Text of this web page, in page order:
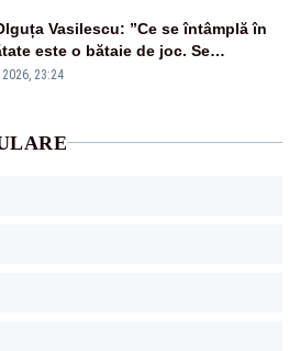
Vasilescu: ”Ce se întâmplă în
este o bătaie de joc. Se
extraordinar de prost”
23:24